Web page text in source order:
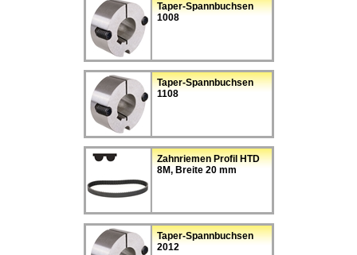
Taper-Spannbuchsen
1008
Taper-Spannbuchsen
1108
Zahnriemen Profil HTD
8M, Breite 20 mm
Taper-Spannbuchsen
2012